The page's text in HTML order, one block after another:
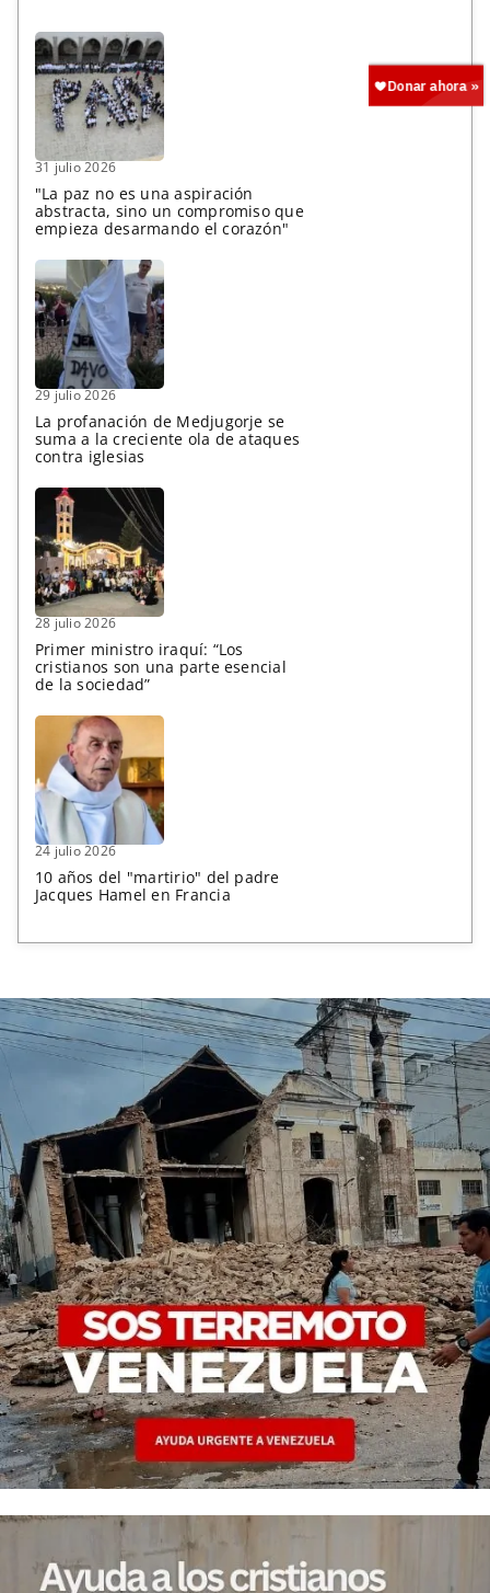
31 julio 2026
"La paz no es una aspiración
abstracta, sino un compromiso que
empieza desarmando el corazón"
29 julio 2026
La profanación de Medjugorje se
suma a la creciente ola de ataques
contra iglesias
28 julio 2026
Primer ministro iraquí: “Los
cristianos son una parte esencial
de la sociedad”
24 julio 2026
10 años del "martirio" del padre
Jacques Hamel en Francia